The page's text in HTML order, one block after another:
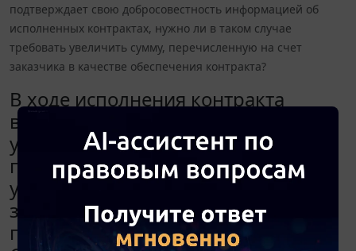
подтверждает свою добросовестность информацией об
исполненных контрактах, нужно ли в таком случае
требовать увеличить сумму, перечисленную на счет
заказчика в качестве обеспечения контракта?
В ходе исполнения контракта
возникла необходимость
увеличить цену контракта в
пределах 10%. Нужно ли при
увеличении цены контракта,
заключенного с субъектом малого
предпринимательства (далее -